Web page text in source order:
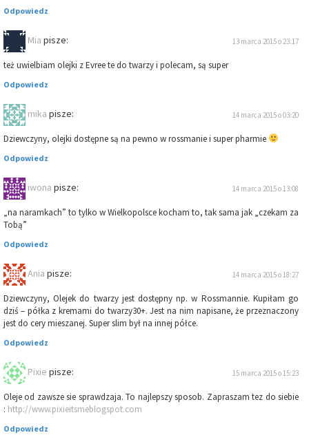
Odpowiedz
Mia pisze: 13 marca 2015 o 23:17
też uwielbiam olejki z Evree te do twarzy i polecam, są super
Odpowiedz
mika pisze: 14 marca 2015 o 03:20
Dziewczyny, olejki dostępne są na pewno w rossmanie i super pharmie
Odpowiedz
iwona pisze: 14 marca 2015 o 13:08
„na naramkach” to tylko w Wielkopolsce kocham to, tak sama jak „czekam za
Tobą”
Odpowiedz
Ania pisze: 14 marca 2015 o 18:27
Dziewczyny, Olejek do twarzy jest dostępny np. w Rossmannie. Kupiłam go
dziś – półka z kremami do twarzy30+. Jest na nim napisane, że przeznaczony
jest do cery mieszanej. Super slim był na innej półce.
Odpowiedz
Pixie pisze: 15 marca 2015 o 15:23
Oleje od zawsze sie sprawdzaja. To najlepszy sposob. Zapraszam tez do siebie
: http://www.pixieitsmeblogspot.com
Odpowiedz